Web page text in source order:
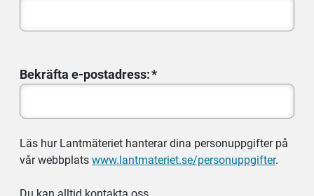
Bekräfta e-postadress:
Läs hur Lantmäteriet hanterar dina personuppgifter på
vår webbplats www.lantmateriet.se/personuppgifter.
Du kan alltid kontakta oss